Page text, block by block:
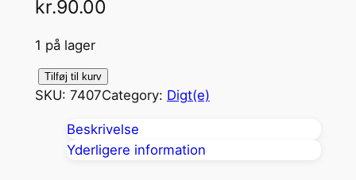
kr.90.00
1 på lager
ø
Tilføj til kurv
SKU: 7407Category: Digt(e)
Beskrivelse
Yderligere information